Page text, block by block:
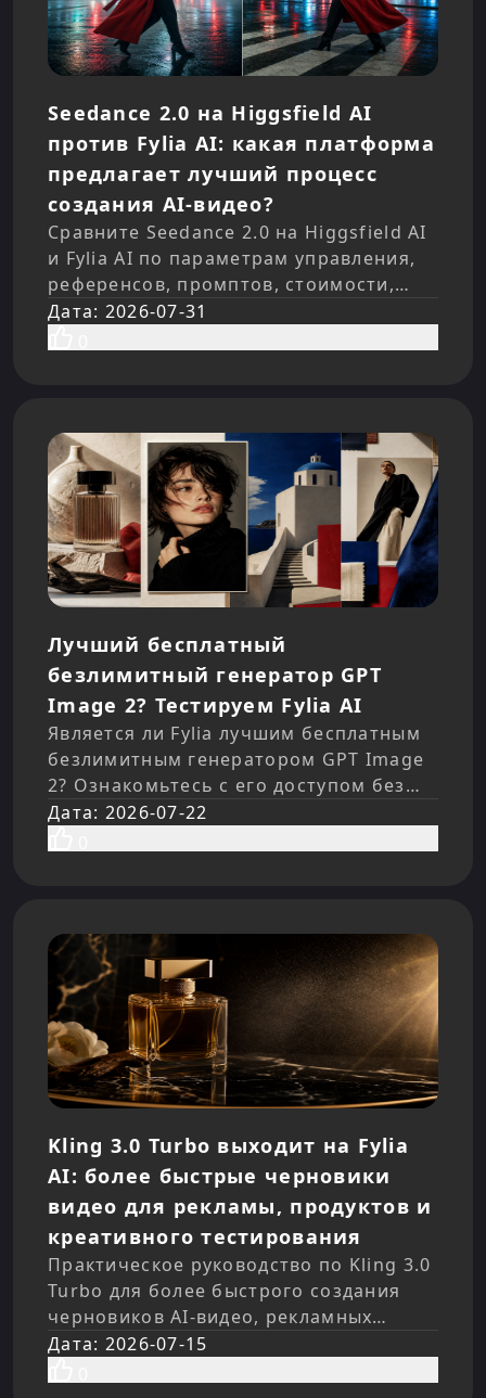
Seedance 2.0 на Higgsfield AI
против Fylia AI: какая платформа
предлагает лучший процесс
создания AI-видео?
Сравните Seedance 2.0 на Higgsfield AI
и Fylia AI по параметрам управления,
референсов, промптов, стоимости,
скорости, консистентности, экспорта и
Дата: 2026-07-31
Лучший бесплатный
безлимитный генератор GPT
Image 2? Тестируем Fylia AI
Является ли Fylia лучшим бесплатным
безлимитным генератором GPT Image
2? Ознакомьтесь с его доступом без
регистрации, редактированием
Дата: 2026-07-22
Kling 3.0 Turbo выходит на Fylia
AI: более быстрые черновики
видео для рекламы, продуктов и
креативного тестирования
Практическое руководство по Kling 3.0
Turbo для более быстрого создания
черновиков AI-видео, рекламных
роликов продуктов, UGC-концепций,
Дата: 2026-07-15